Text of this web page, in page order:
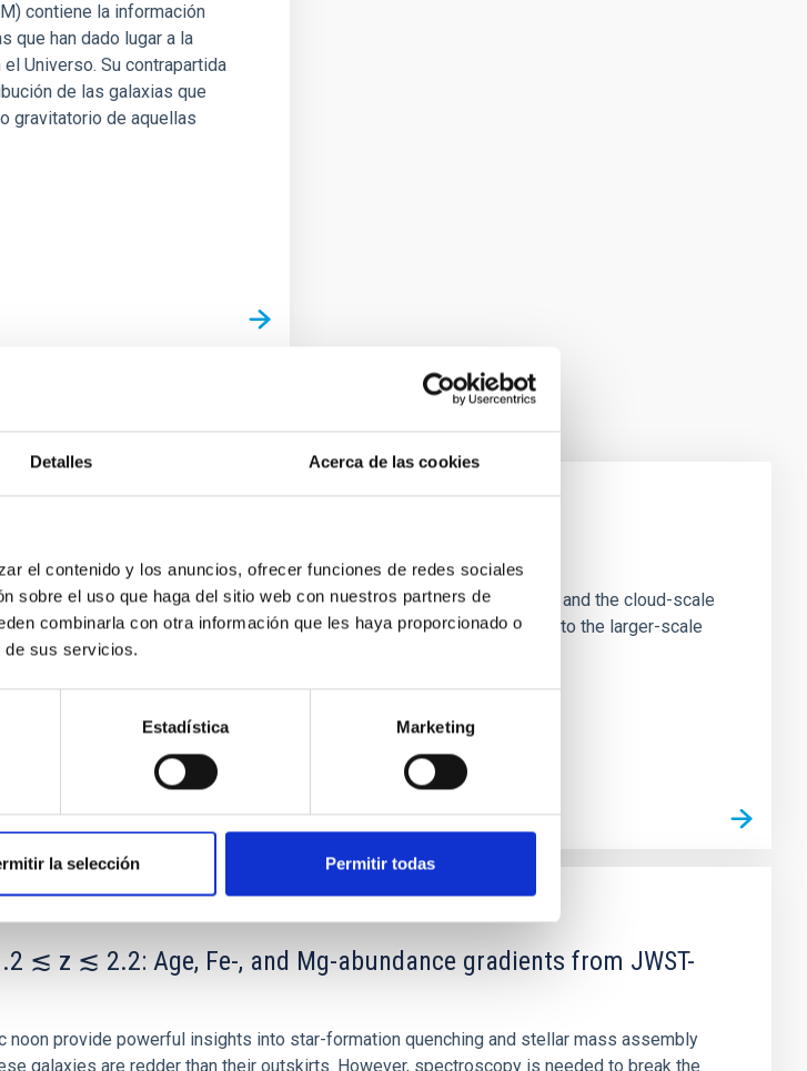
Detalles Acerca de las cookies
el contenido y los anuncios, ofrecer funciones de redes sociales
sobre el uso que haga del sitio web con nuestros partners de
combinarla con otra información que les haya proporcionado o
de sus servicios.
Estadística Marketing
la selección Permitir todas
contiene la información
que han dado lugar a la
Universo. Su contrapartida
de las galaxias que
gravitatorio de aquellas
between Cloud and Core Scales
between the magnetic field orientation of star-forming dense cores and the cloud-scale
and their angular momentum vectors appear random with respect to the larger-scale
≲ z ≲ 2.2: Age, Fe-, and Mg-abundance gradients from JWST-
provide powerful insights into star-formation quenching and stellar mass assembly
galaxies are redder than their outskirts. However, spectroscopy is needed to break the